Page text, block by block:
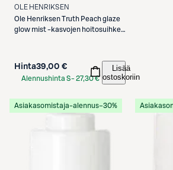
OLE HENRIKSEN
Ole HenriksenTruth Peach glaze
glow mist -kasvojen hoitosuihke
Hinta39,00 €
Alennushinta S-27,30 €
Lisää
ostoskoriin
Asiakasomistaja-alennus−30%